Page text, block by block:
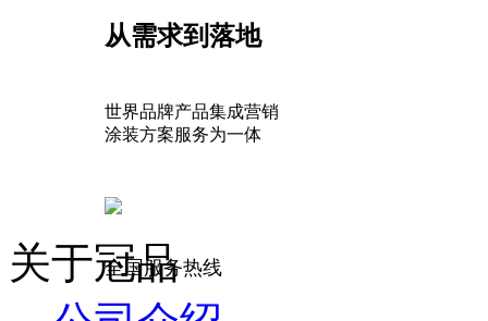
从需求到落地
世界品牌产品集成营销
涂装方案服务为一体
全国服务热线
关于冠品